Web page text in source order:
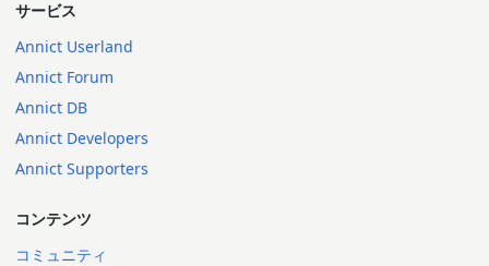
サービス
Annict Userland
Annict Forum
Annict DB
Annict Developers
Annict Supporters
コンテンツ
コミュニティ